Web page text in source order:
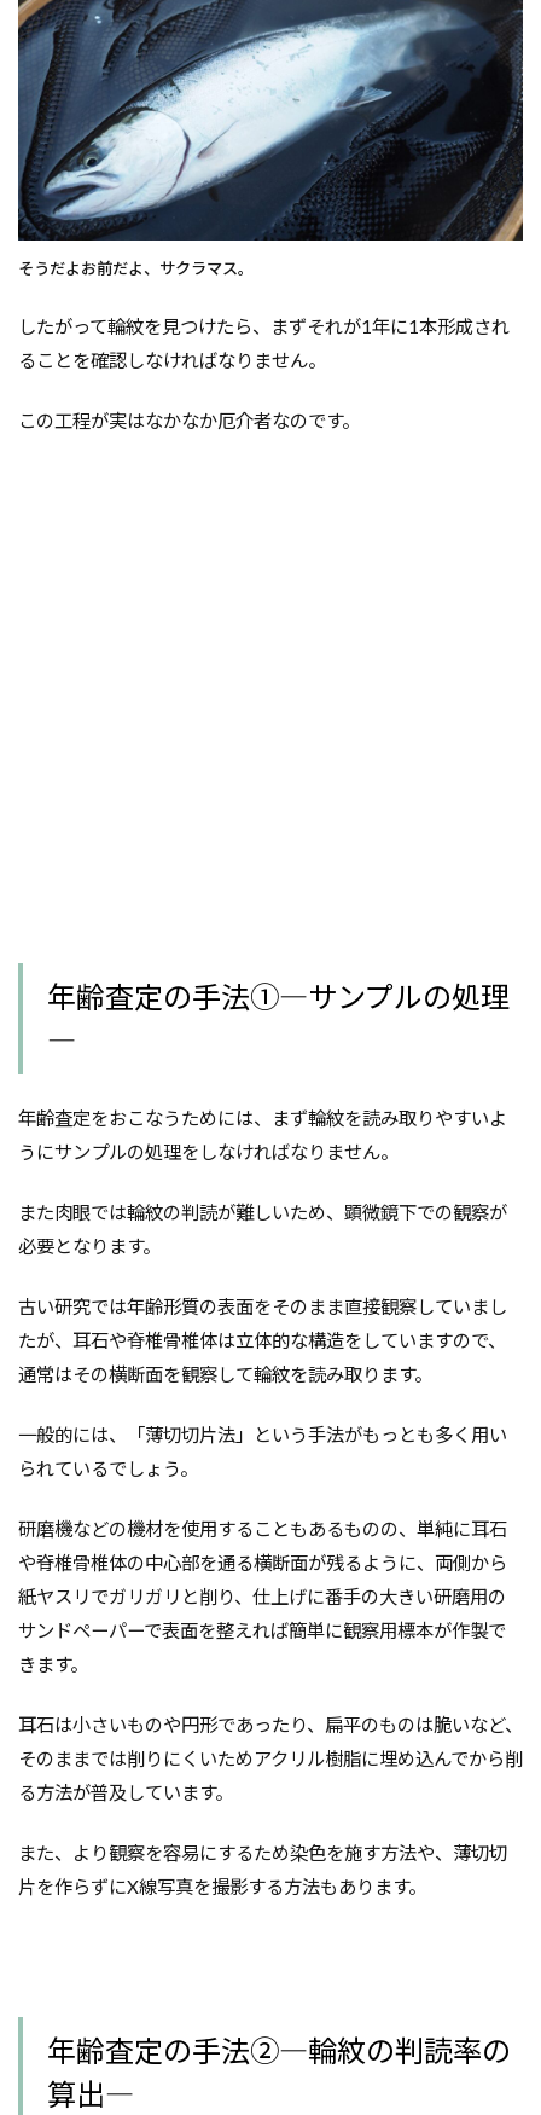
そうだよお前だよ、サクラマス。
したがって輪紋を見つけたら、まずそれが1年に1本形成され
ることを確認しなければなりません。
この工程が実はなかなか厄介者なのです。
年齢査定の手法①―サンプルの処理
―
年齢査定をおこなうためには、まず輪紋を読み取りやすいよ
うにサンプルの処理をしなければなりません。
また肉眼では輪紋の判読が難しいため、顕微鏡下での観察が
必要となります。
古い研究では年齢形質の表面をそのまま直接観察していまし
たが、耳石や脊椎骨椎体は立体的な構造をしていますので、
通常はその横断面を観察して輪紋を読み取ります。
一般的には、「薄切切片法」という手法がもっとも多く用い
られているでしょう。
研磨機などの機材を使用することもあるものの、単純に耳石
や脊椎骨椎体の中心部を通る横断面が残るように、両側から
紙ヤスリでガリガリと削り、仕上げに番手の大きい研磨用の
サンドペーパーで表面を整えれば簡単に観察用標本が作製で
きます。
耳石は小さいものや円形であったり、扁平のものは脆いなど、
そのままでは削りにくいためアクリル樹脂に埋め込んでから削
る方法が普及しています。
また、より観察を容易にするため染色を施す方法や、薄切切
片を作らずにX線写真を撮影する方法もあります。
年齢査定の手法②―輪紋の判読率の
算出―